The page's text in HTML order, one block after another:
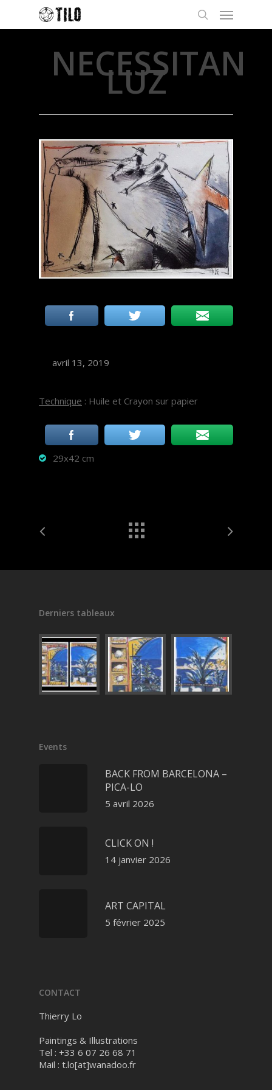
NECESSITAN
LUZ
avril 13, 2019
Technique : Huile et Crayon sur papier
29x42 cm
Derniers tableaux
Events
BACK FROM BARCELONA –
PICA-LO
5 avril 2026
CLICK ON !
14 janvier 2026
ART CAPITAL
5 février 2025
CONTACT
Thierry Lo
Paintings & Illustrations
Tel : +33 6 07 26 68 71
Mail : t.lo[at]wanadoo.fr